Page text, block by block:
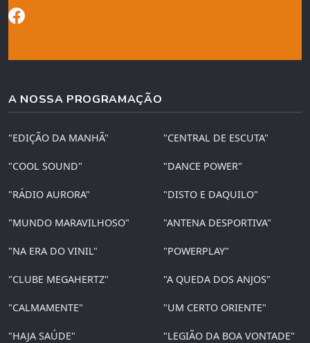
A NOSSA PROGRAMAÇÃO
"EDIÇÃO DA MANHÃ" "CENTRAL DE ESCUTA"
"COOL SOUND" "DANCE POWER"
"RÁDIO AURORA" "DISTO E DAQUILO"
"MUNDO MARAVILHOSO" "ANTENA DESPORTIVA"
"NA ERA DO VINIL" "POWERPLAY"
"CLUBE MEGAHERTZ" "A QUEDA DOS ANJOS"
"CALMAMENTE" "UM CERTO ORIENTE"
"HAJA SAÚDE" "LEGIÃO DA BOA VONTADE"